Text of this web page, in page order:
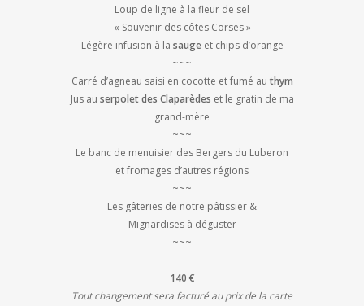
Loup de ligne à la fleur de sel
« Souvenir des côtes Corses »
Légère infusion à la saugeet chips d’orange
~~~
Carré d’agneau saisi en cocotte et fumé au thym
Jus au serpolet des Claparèdes et le gratin de ma
grand-mère
~~~
Le banc de menuisier des Bergers du Luberon
et fromages d’autres régions
~~~
Les gâteries de notre pâtissier &
Mignardises à déguster
~~~
140 €
Tout changement sera facturé au prix de la carte